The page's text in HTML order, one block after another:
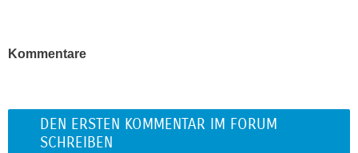
Kommentare
DEN ERSTEN KOMMENTAR IM FORUM
SCHREIBEN